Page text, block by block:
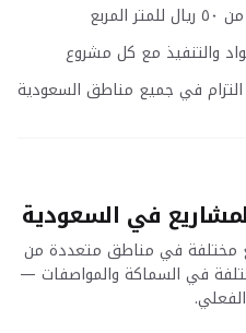
التزام في جميع مناطق السعودية
في السعودية
مختلفة في مناطق متعددة من
في السماكة والمواصفات —